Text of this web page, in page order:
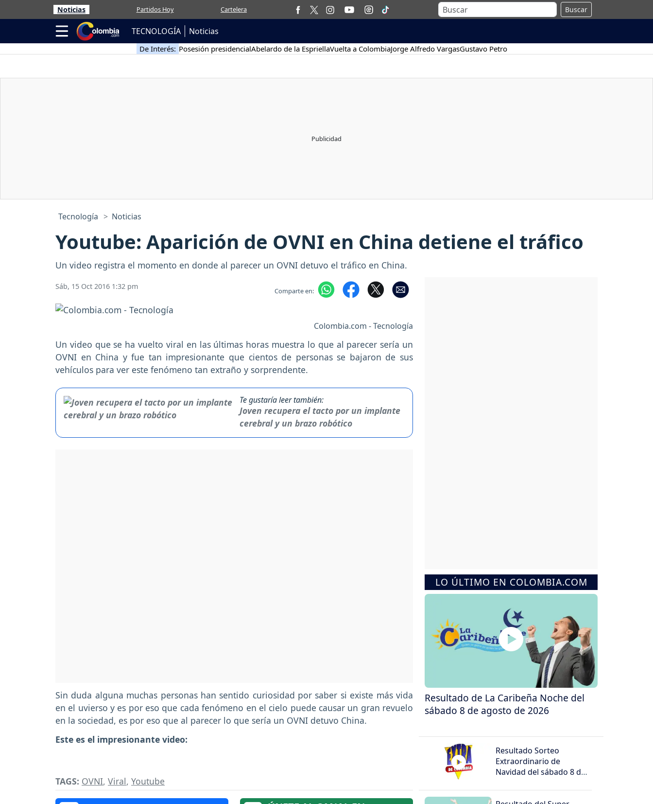
Noticias Partidos Hoy Cartelera Buscar
TECNOLOGÍA Noticias
De Interés: Posesión presidencialAbelardo de la EspriellaVuelta a ColombiaJorge Alfredo VargasGustavo Petro
Tecnología Noticias
Youtube: Aparición de OVNI en China detiene el tráfico
Un video registra el momento en donde al parecer un OVNI detuvo el tráfico en China.
Sáb, 15 Oct 2016 1:32 pm Comparte en:
Colombia.com - Tecnología
Un video que se ha vuelto viral en las últimas horas muestra lo que al parecer sería un
OVNI en China y fue tan impresionante que cientos de personas se bajaron de sus
vehículos para ver este fenómeno tan extraño y sorprendente.
Te gustaría leer también:
Joven recupera el tacto por un implante
cerebral y un brazo robótico
Sin duda alguna muchas personas han sentido curiosidad por saber si existe más vida
en el uvierso y es por eso que cada fenómeno en el cielo puede causar un gran revuelo
en la sociedad, es por eso que al parecer lo que sería un OVNI detuvo China.
Este es el impresionante video:
TAGS: OVNI, Viral, Youtube
LO ÚLTIMO EN COLOMBIA.COM
Resultado de La Caribeña Noche del
sábado 8 de agosto de 2026
Resultado Sorteo
Extraordinario de
Navidad del sábado 8 de